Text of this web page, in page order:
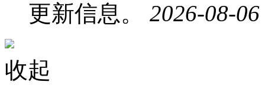
更新信息。 2026-08-
收起